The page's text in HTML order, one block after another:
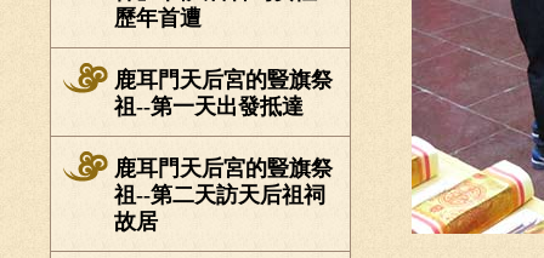
歷年首遭
鹿耳門天后宮的豎旗祭
祖--第一天出發抵達
鹿耳門天后宮的豎旗祭
祖--第二天訪天后祖祠
故居